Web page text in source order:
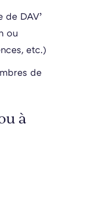
DAV’
ou
etc.)
de
à